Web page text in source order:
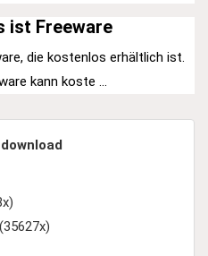
ist Freeware
die kostenlos erhältlich ist.
kann koste ...
(35627x)